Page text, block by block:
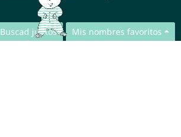
Buscad juntos Mis nombres favoritos